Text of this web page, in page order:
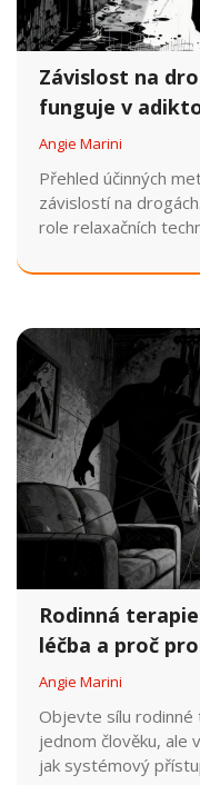
Závislost na
funguje v
Angie Marini
Přehled účinných
závislostí na
role relaxačních
Rodinná
léčba a proč
člověku
Angie Marini
Objevte sílu
jednom člověku, ale
jak systémový